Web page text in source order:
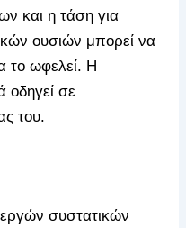
και η τάση για
ουσιών μπορεί να
το ωφελεί. Η
οδηγεί σε
του.
συστατικών